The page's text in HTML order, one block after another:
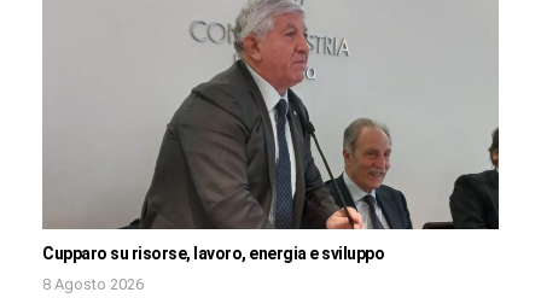
Cupparo su risorse, lavoro, energia e sviluppo
8 Agosto 2026